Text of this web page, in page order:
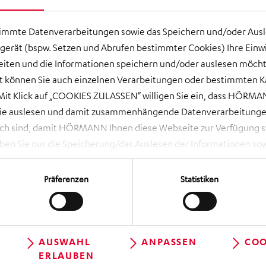
Datenverarbeitungen sowie das Speichern und/oder
(bspw. Setzen und Abrufen bestimmter Cookies) Ihre
und die Informationen speichern und/oder auslesen
können Sie auch einzelnen Verarbeitungen oder bestimmten
Klick auf „COOKIES ZULASSEN“ willigen Sie ein, dass
auslesen und damit zusammenhängende
sind, damit HÖRMANN Ihnen diese Webseite zur Verfügung
Sie nur die Speicherung/das Auslesen der Informationen
die Sie aktiv ausgewählt haben. Eine Anpassung
COOKIES“ lehnen Sie Ihre Einwilligung ab und es
unbedingt erforderlich sind, damit Ihnen diese Website zur
Sie über das Aufrufen der Cookie-Einstellungen (runde,
und mit Wirkung für die Zukunft widerrufen, indem Sie
Schaltfläche „Einwilligung ändern“ können Sie zudem
Präferenzen Statistiken
AUSWAHL
ERLAUBEN
ANPASSEN